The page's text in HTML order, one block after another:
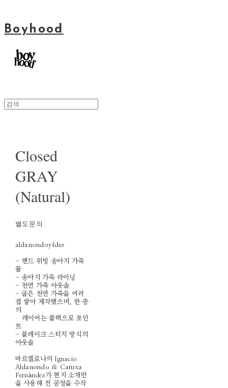
Boyhood
Closed
GRAY
(Natural)
별도문의
aldanondoyfdez
- 핸드 위빙 송아지 가죽
뮬
- 송아지 가죽 라이닝
- 천연 가죽 아웃솔
- 굽은 천연 가죽을 여러
겹 쌓아 제작했으며, 한 층
의
레이어는 블랙으로 포인
트
- 블레이크 스티치 방식의
아웃솔
바르셀로나의 Ignacio
Aldanondo & Catuxa
Fernàndez가 현지 소재만
을 사용해 전 공정을 수작